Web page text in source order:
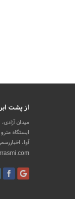
از پشت
میدان
ایستگاه
آوا،